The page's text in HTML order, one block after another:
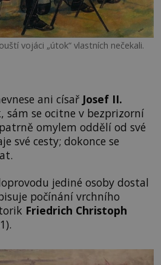
vojáci „útok“ vlastních nečekali.
ani císař Josef II.
sám se ocitne v bezprizorní
omylem oddělí od své
své cesty; dokonce se
jediné osoby dostal
počínání vrchního
Friedrich Christoph